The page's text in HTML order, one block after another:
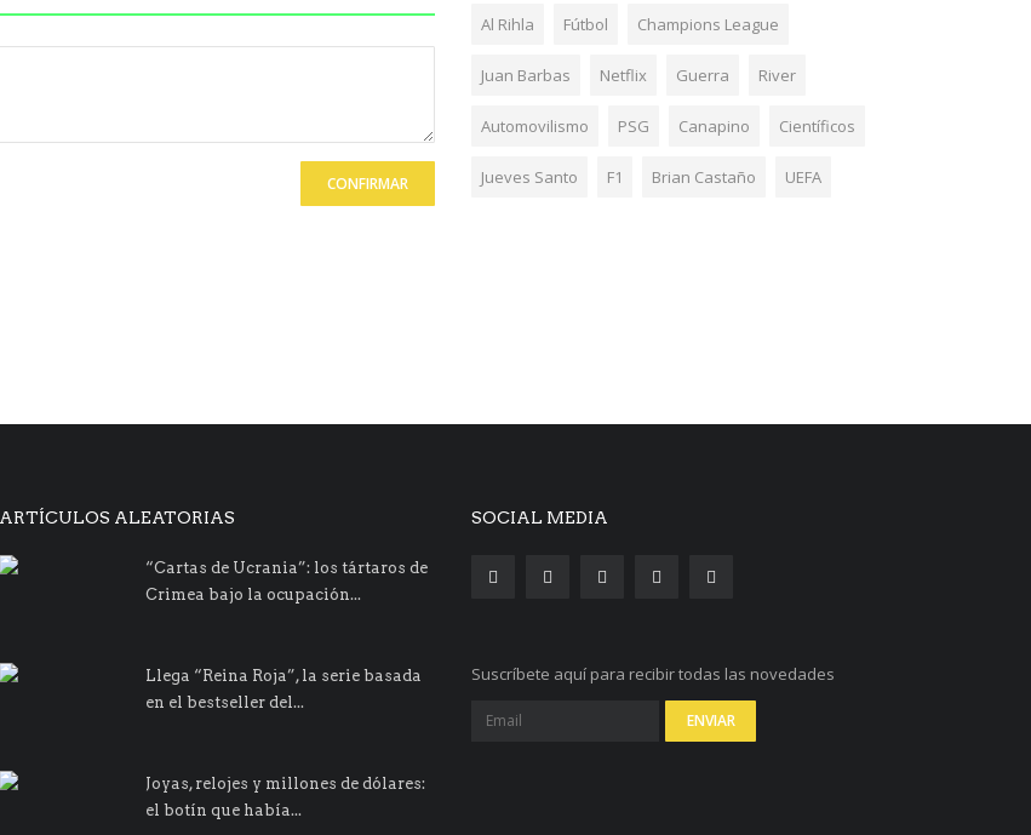
CONFIRMAR
Al Rihla Fútbol Champions League
Juan Barbas Netflix Guerra River
Automovilismo PSG Canapino Científicos
Jueves Santo F1 Brian Castaño UEFA
ARTÍCULOS ALEATORIAS
“Cartas de Ucrania”: los tártaros de
Crimea bajo la ocupación...
Llega “Reina Roja”, la serie basada
en el bestseller del...
Joyas, relojes y millones de dólares:
el botín que había...
SOCIAL MEDIA
Suscríbete aquí para recibir todas las novedades